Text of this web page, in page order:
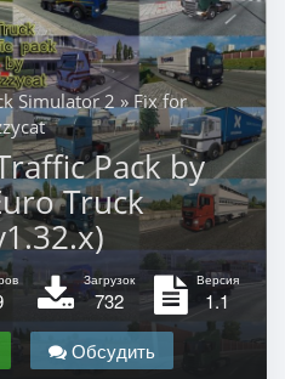
Simulator 2 » Fix for
Pack by
Truck
Загрузок
732
Версия
1.1
Обсудить